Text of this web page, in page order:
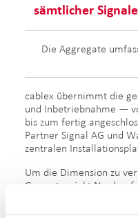
sämtlicher
Die Aggregate
cablex übernimmt die
und Inbetriebnahme —
bis zum fertig
Partner Signal AG und
zentralen
Um die Dimension zu
Gesamtprojekt